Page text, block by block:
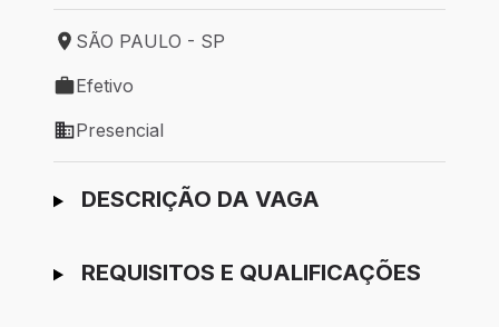
Local de trabalho: SÃO PAULO - SP
SÃO PAULO - SP
Tipo de vaga: Efetivo
Efetivo
Modelo de trabalho: Presencial
Presencial
Ir para candidatura
DESCRIÇÃO DA VAGA
REQUISITOS E QUALIFICAÇÕES